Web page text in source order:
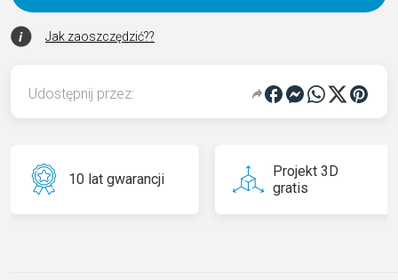
Jak zaoszczędzić??
Udostępnij przez:
10 lat gwarancji
Projekt 3D
gratis